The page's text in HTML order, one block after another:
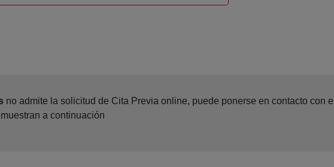
no admite la solicitud de Cita Previa online, puede ponerse en contacto con el
a continuación